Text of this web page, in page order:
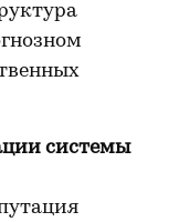
системы